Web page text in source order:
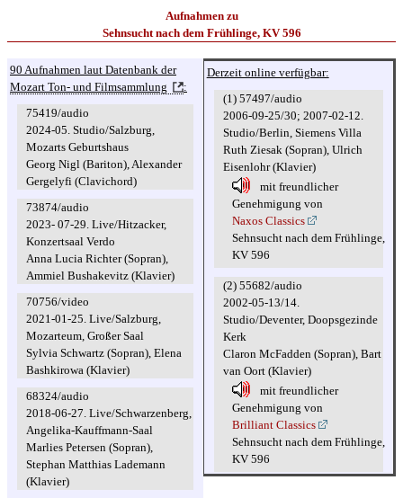
Aufnahmen zu
Sehnsucht nach dem Frühlinge, KV 596
90 Aufnahmen laut Datenbank der
Mozart Ton- und Filmsammlung
:
75419/audio
2024-05. Studio/Salzburg,
Mozarts Geburtshaus
Georg Nigl (Bariton), Alexander
Gergelyfi (Clavichord)
73874/audio
2023- 07-29. Live/Hitzacker,
Konzertsaal Verdo
Anna Lucia Richter (Sopran),
Ammiel Bushakevitz (Klavier)
70756/video
2021-01-25. Live/Salzburg,
Mozarteum, Großer Saal
Sylvia Schwartz (Sopran), Elena
Bashkirowa (Klavier)
68324/audio
2018-06-27. Live/Schwarzenberg,
Angelika-Kauffmann-Saal
Marlies Petersen (Sopran),
Stephan Matthias Lademann
(Klavier)
Derzeit online verfügbar:
(1) 57497/audio
2006-09-25/30; 2007-02-12.
Studio/Berlin, Siemens Villa
Ruth Ziesak (Sopran), Ulrich
Eisenlohr (Klavier)
mit freundlicher
Genehmigung von
Naxos Classics
Sehnsucht nach dem Frühlinge,
KV 596
(2) 55682/audio
2002-05-13/14.
Studio/Deventer, Doopsgezinde
Kerk
Claron McFadden (Sopran), Bart
van Oort (Klavier)
mit freundlicher
Genehmigung von
Brilliant Classics
Sehnsucht nach dem Frühlinge,
KV 596